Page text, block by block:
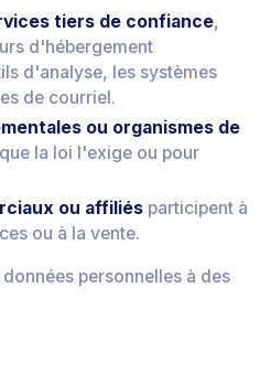
tiers de confiance,
d'hébergement
d'analyse, les systèmes
de courriel.
ou organismes de
la loi l'exige ou pour
ou affiliés participent à
ou à la vente.
personnelles à des